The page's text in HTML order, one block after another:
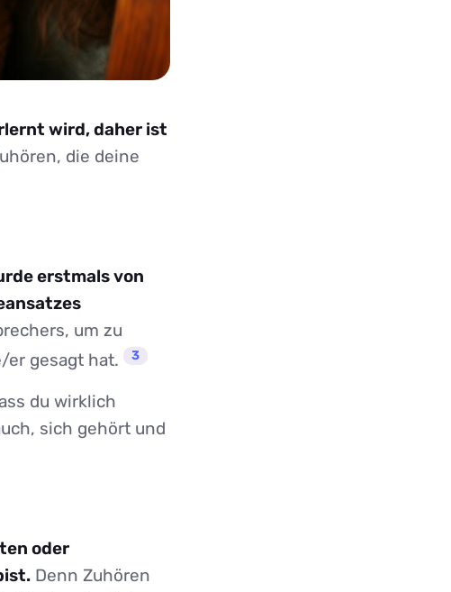
wird, daher ist
die deine
erstmals von
um zu
er gesagt hat.
3
du wirklich
sich gehört und
oder
Denn Zuhören